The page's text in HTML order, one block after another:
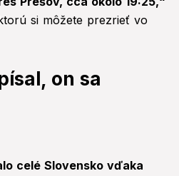
si môžete prezrieť vo
on sa
celé Slovensko vďaka